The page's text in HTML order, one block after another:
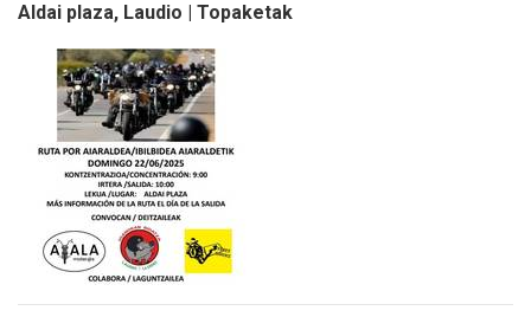
Aldai plaza, Laudio | Topaketak